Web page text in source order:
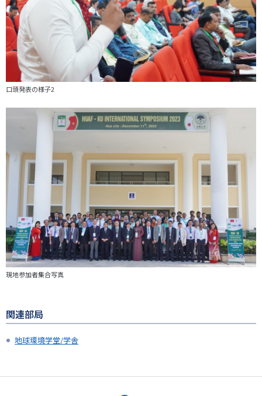
口頭発表の様子2
現地参加者集合写真
関連部局
地球環境学堂/学舎